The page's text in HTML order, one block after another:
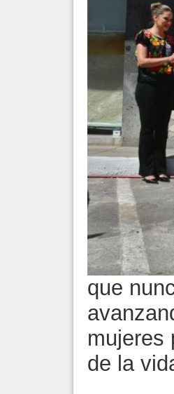
que
mujeres
de la